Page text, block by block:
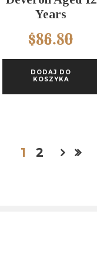
Years
$86.80
DODAJ DO
KOSZYKA
1 2